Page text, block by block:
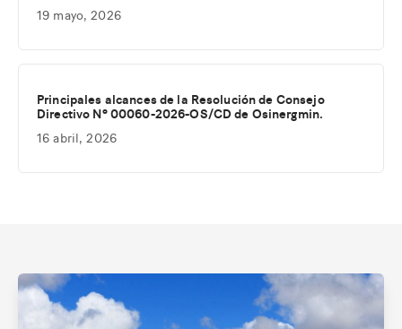
19 mayo, 2026
Principales alcances de la Resolución de Consejo
Directivo Nº 00060-2026-OS/CD de Osinergmin.
16 abril, 2026